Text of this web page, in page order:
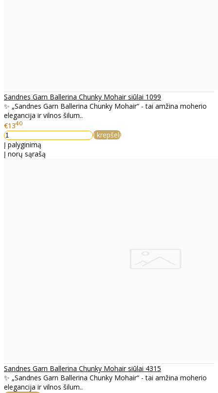
Sandnes Garn Ballerina Chunky Mohair siūlai 1099
✨ „Sandnes Garn Ballerina Chunky Mohair“ - tai amžina moherio
elegancija ir vilnos šilum..
€1340
Į krepšelį
Į palyginimą
Į norų sąrašą
Sandnes Garn Ballerina Chunky Mohair siūlai 4315
✨ „Sandnes Garn Ballerina Chunky Mohair“ - tai amžina moherio
elegancija ir vilnos šilum..